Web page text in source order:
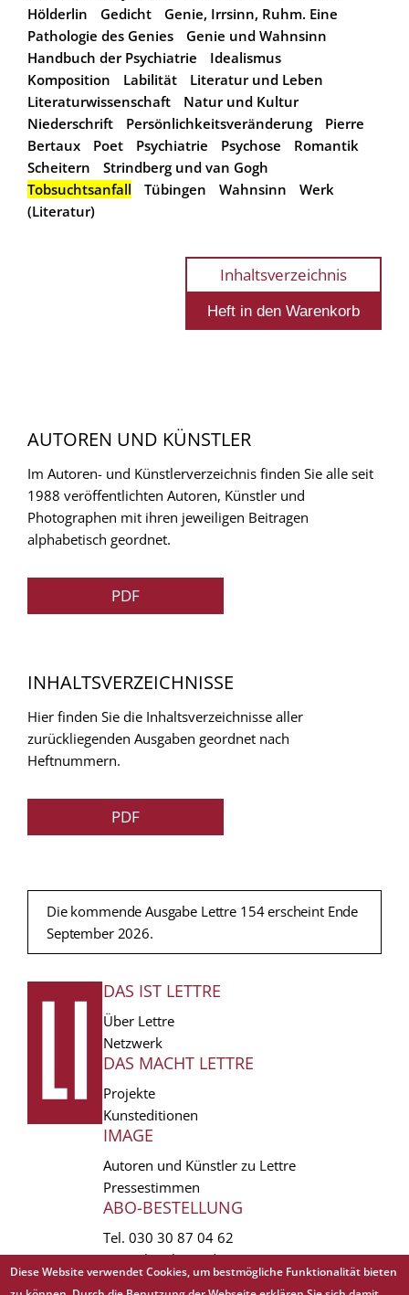
Hölderlin
Gedicht
Genie, Irrsinn, Ruhm. Eine
Pathologie des Genies
Genie und Wahnsinn
Handbuch der Psychiatrie
Idealismus
Komposition
Labilität
Literatur und Leben
Literaturwissenschaft
Natur und Kultur
Niederschrift
Persönlichkeitsveränderung
Pierre
Bertaux
Poet Psychiatrie Psychose
Romantik
Scheitern
Strindberg und van Gogh
Tobsuchtsanfall
Tübingen Wahnsinn
Werk
(Literatur)
Inhaltsverzeichnis
AUTOREN UND KÜNSTLER
Im Autoren- und Künstlerverzeichnis finden Sie alle seit
1988 veröffentlichten Autoren, Künstler und
Photographen mit ihren jeweiligen Beitragen
alphabetisch geordnet.
PDF
INHALTSVERZEICHNISSE
Hier finden Sie die Inhaltsverzeichnisse aller
zurückliegenden Ausgaben geordnet nach
Heftnummern.
PDF
Die kommende Ausgabe Lettre 154 erscheint Ende
September 2026.
FUSSZEILE
DAS IST LETTRE
Über Lettre
Netzwerk
DAS MACHT LETTRE
Projekte
Kunsteditionen
IMAGE
Autoren und Künstler zu Lettre
Pressestimmen
ABO-BESTELLUNG
Tel. 030 30 87 04 62
vertrieb(at)lettre.de
Diese Website verwendet Cookies, um bestmögliche Funktionalität bieten